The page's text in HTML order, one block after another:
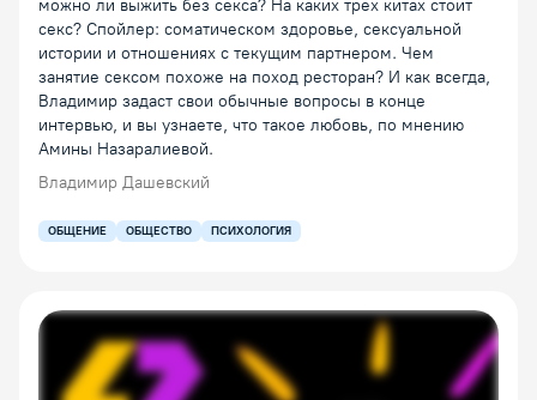
можно ли выжить без секса? На каких трех китах стоит
секс? Спойлер: соматическом здоровье, сексуальной
истории и отношениях с текущим партнером. Чем
занятие сексом похоже на поход ресторан? И как всегда,
Владимир задаст свои обычные вопросы в конце
интервью, и вы узнаете, что такое любовь, по мнению
Амины Назаралиевой.
Владимир Дашевский
ОБЩЕНИЕ ОБЩЕСТВО ПСИХОЛОГИЯ